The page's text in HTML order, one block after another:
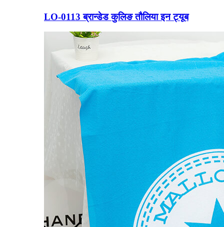
LO-0113 ब्रान्डेड कुलिङ तौलिया इन ट्यूब